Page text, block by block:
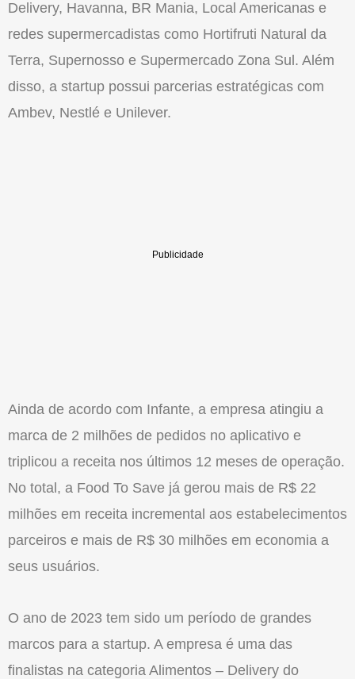
Delivery, Havanna, BR Mania, Local Americanas e
redes supermercadistas como Hortifruti Natural da
Terra, Supernosso e Supermercado Zona Sul. Além
disso, a startup possui parcerias estratégicas com
Ambev, Nestlé e Unilever.
Ainda de acordo com Infante, a empresa atingiu a
marca de 2 milhões de pedidos no aplicativo e
triplicou a receita nos últimos 12 meses de operação.
No total, a Food To Save já gerou mais de R$ 22
milhões em receita incremental aos estabelecimentos
parceiros e mais de R$ 30 milhões em economia a
seus usuários.
O ano de 2023 tem sido um período de grandes
marcos para a startup. A empresa é uma das
finalistas na categoria Alimentos – Delivery do